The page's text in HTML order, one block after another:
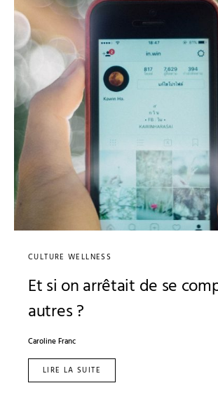
CULTURE WELLNESS
Et si on arrêtait de se
autres ?
Caroline Franc
LIRE LA SUITE